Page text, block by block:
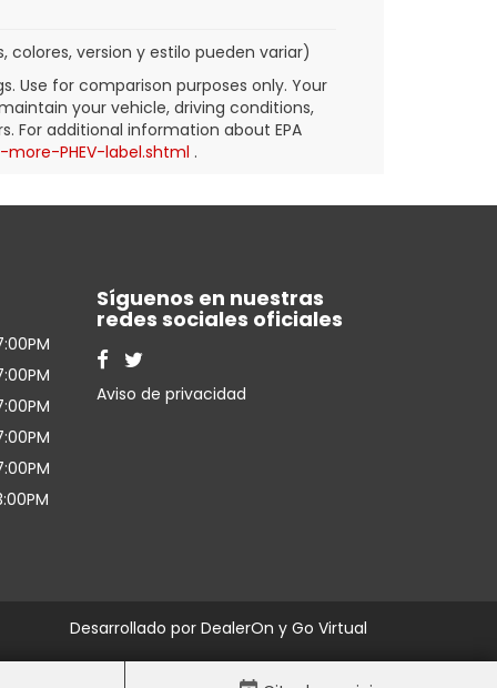
colores, version y estilo pueden variar)
Use for comparison purposes only. Your
your vehicle, driving conditions,
additional information about EPA
PHEV-label.shtml .
Síguenos en nuestras
redes sociales oficiales
Aviso de privacidad
Desarrollado por DealerOn y Go Virtual